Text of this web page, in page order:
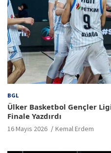
BGL
Ülker Basketbol Gençler
Finale Yazdırdı
16 Mayıs 2026 Kemal Erdem